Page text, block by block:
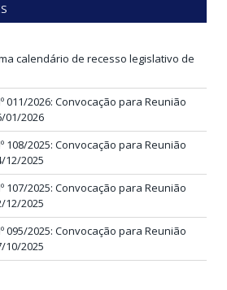
calendário de recesso legislativo de
011/2026: Convocação para Reunião
01/2026
108/2025: Convocação para Reunião
12/2025
107/2025: Convocação para Reunião
12/2025
095/2025: Convocação para Reunião
10/2025